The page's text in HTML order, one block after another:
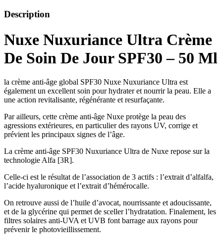
Description
Nuxe Nuxuriance Ultra Crème
De Soin De Jour SPF30 – 50 Ml
la crème anti-âge global SPF30 Nuxe Nuxuriance Ultra est
également un excellent soin pour hydrater et nourrir la peau. Elle a
une action revitalisante, régénérante et resurfaçante.
Par ailleurs, cette crème anti-âge Nuxe protège la peau des
agressions extérieures, en particulier des rayons UV, corrige et
prévient les principaux signes de l’âge.
La crème anti-âge SPF30 Nuxuriance Ultra de Nuxe repose sur la
technologie Alfa [3R].
Celle-ci est le résultat de l’association de 3 actifs : l’extrait d’alfalfa,
l’acide hyaluronique et l’extrait d’hémérocalle.
On retrouve aussi de l’huile d’avocat, nourrissante et adoucissante,
et de la glycérine qui permet de sceller l’hydratation. Finalement, les
filtres solaires anti-UVA et UVB font barrage aux rayons pour
prévenir le photovieillissement.